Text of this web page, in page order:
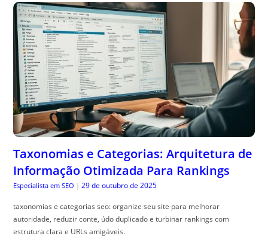
Taxonomias e Categorias: Arquitetura de
Informação Otimizada Para Rankings
Especialista em SEO | 29 de outubro de 2025
taxonomias e categorias seo: organize seu site para melhorar
autoridade, reduzir conte, údo duplicado e turbinar rankings com
estrutura clara e URLs amigáveis.